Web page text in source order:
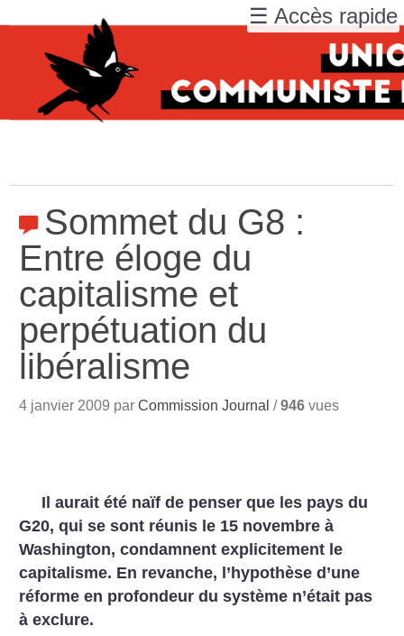
Sommet du G8 :
Entre éloge du
capitalisme et
perpétuation du
libéralisme
4 janvier 2009 parCommission Journal /946 vues
Il aurait été naïf de penser que les pays du
G20, qui se sont réunis le 15 novembre à
Washington, condamnent explicitement le
capitalisme. En revanche, l’hypothèse d’une
réforme en profondeur du système n’était pas
à exclure.
☰ Accès rapide